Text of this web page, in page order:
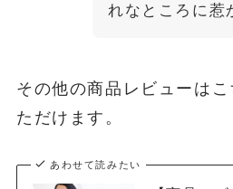
れなところに惹
その他の商品レビューは
ただけます。
あわせて読みたい